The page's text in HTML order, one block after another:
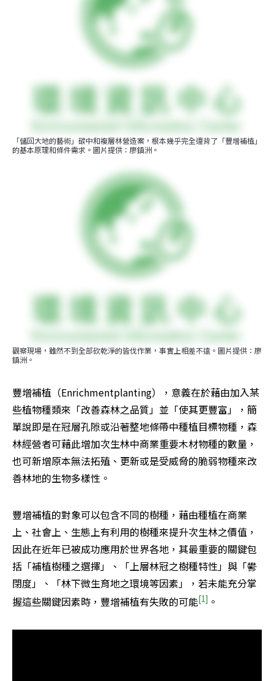
「儲回大地的藝術」碳中和複層林營造案，根本幾乎完全違背了「豐增補植」
的基本原理和條件需求。圖片提供：廖鎮洲。
觀察現場，雖然不到全部砍乾淨的皆伐作業，事實上相差不遠。圖片提供：廖
鎮洲。
豐增補植（Enrichmentplanting），意義在於藉由加入某
些植物種類來「改善森林之品質」並「使其更豐富」，簡
單說即是在冠層孔隙或沿著整地條帶中種植目標物種，森
林經營者可藉此增加次生林中商業重要木材物種的數量，
也可新增原本無法拓殖、更新或是受威脅的脆弱物種來改
善林地的生物多樣性。
豐增補植的對象可以包含不同的樹種，藉由種植在商業
上、社會上、生態上有利用的樹種來提升次生林之價值，
因此在近年已被成功應用於世界各地，其最重要的關鍵包
括「補植樹種之選擇」、「上層林冠之樹種特性」與「鬰
閉度」、「林下微生育地之環境等因素」，若未能充分掌
握這些關鍵因素時，豐增補植有失敗的可能[1] 。